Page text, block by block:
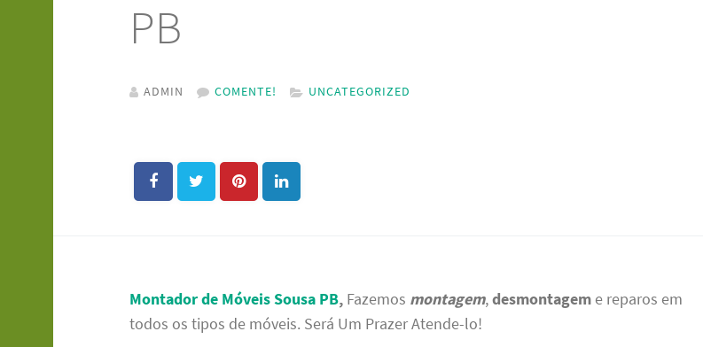
PB
ADMIN COMENTE! UNCATEGORIZED
Montador de Móveis Sousa PB, Fazemos montagem,desmontagem e reparos em
todos os tipos de móveis. Será Um Prazer Atende-lo!